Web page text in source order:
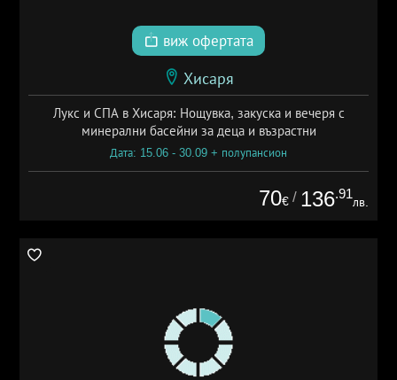
виж офертата
Хисаря
Лукс и СПА в Хисаря: Нощувка, закуска и вечеря с
минерални басейни за деца и възрастни
Дата: 15.06 - 30.09 + полупансион
70€ / 136.91
лв.